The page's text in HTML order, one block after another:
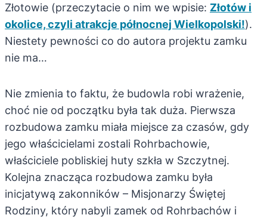
Złotowie (przeczytacie o nim we wpisie: Złotów i
okolice, czyli atrakcje północnej Wielkopolski!).
Niestety pewności co do autora projektu zamku
nie ma…
Nie zmienia to faktu, że budowla robi wrażenie,
choć nie od początku była tak duża. Pierwsza
rozbudowa zamku miała miejsce za czasów, gdy
jego właścicielami zostali Rohrbachowie,
właściciele pobliskiej huty szkła w Szczytnej.
Kolejna znacząca rozbudowa zamku była
inicjatywą zakonników – Misjonarzy Świętej
Rodziny, który nabyli zamek od Rohrbachów i